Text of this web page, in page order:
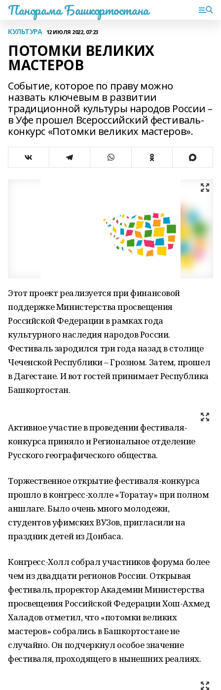
Панорама Башкортостана
КУЛЬТУРА 12 ИЮЛЯ 2022, 07:23
ПОТОМКИ ВЕЛИКИХ
МАСТЕРОВ
Событие, которое по праву можно
назвать ключевым в развитии
традиционной культуры народов России –
в Уфе прошел Всероссийский фестиваль-
конкурс «Потомки великих мастеров».
Этот проект реализуется при финансовой
поддержке Министерства просвещения
Российской Федерации в рамках года
культурного наследия народов России.
Фестиваль зародился три года назад в столице
Чеченской Республики – Грозном. Затем, прошел
в Дагестане. И вот гостей принимает Республика
Башкортостан.
Активное участие в проведении фестиваля-
конкурса приняло и Региональное отделение
Русского географического общества.
Торжественное открытие фестиваля-конкурса
прошло в конгресс-холле «Торатау» при полном
аншлаге. Было очень много молодежи,
студентов уфимских ВУЗов, пригласили на
праздник детей из Донбаса.
Конгресс-Холл собрал участников форума более
чем из двадцати регионов России. Открывая
фестиваль, проректор Академии Министерства
просвещения Российской Федерации Хош-Ахмед
Халадов отметил, что «потомки великих
мастеров» собрались в Башкортостане не
случайно. Он подчеркнул особое значение
фестиваля, проходящего в нынешних реалиях.